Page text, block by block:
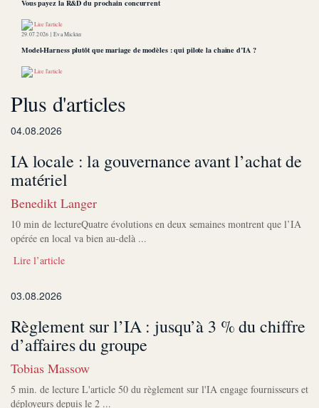
Vous payez la R&D du prochain concurrent
Lire l'article
29.07.2026 |Eva Mickler
Model-Harness plutôt que mariage de modèles : qui pilote la chaîne d’IA ?
Lire l'article
Plus d'articles
04.08.2026
IA locale : la gouvernance avant l’achat de
matériel
Benedikt Langer
10 min de lectureQuatre évolutions en deux semaines montrent que l’IA
opérée en local va bien au-delà ...
Lire l’article
03.08.2026
Règlement sur l’IA : jusqu’à 3 % du chiffre
d’affaires du groupe
Tobias Massow
5 min. de lecture L'article 50 du règlement sur l'IA engage fournisseurs et
déployeurs depuis le 2 ...